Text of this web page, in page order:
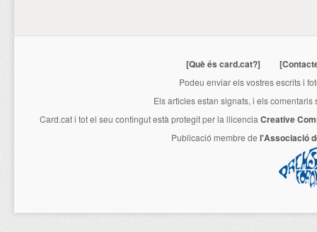
[Què és card.cat?]
Podeu enviar els vostres escrits i
Els articles estan signats, i els
Card.cati tot el seu contingut està protegit per la llicencia Creative
Publicació membre de l'Associació